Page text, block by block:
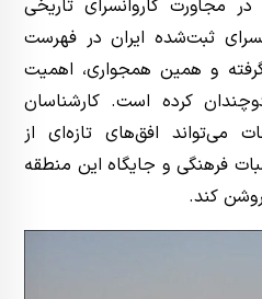
مجاورت کاروانسرای تاریخی
یکی از 54 کاروانسرای ثبت‌شده ایران در فهرست
و همین همجواری، اهمیت
کرده است. کارشناسان
می‌تواند افق‌های تازه‌ای از
فرهنگی و جایگاه این منطقه
کند.